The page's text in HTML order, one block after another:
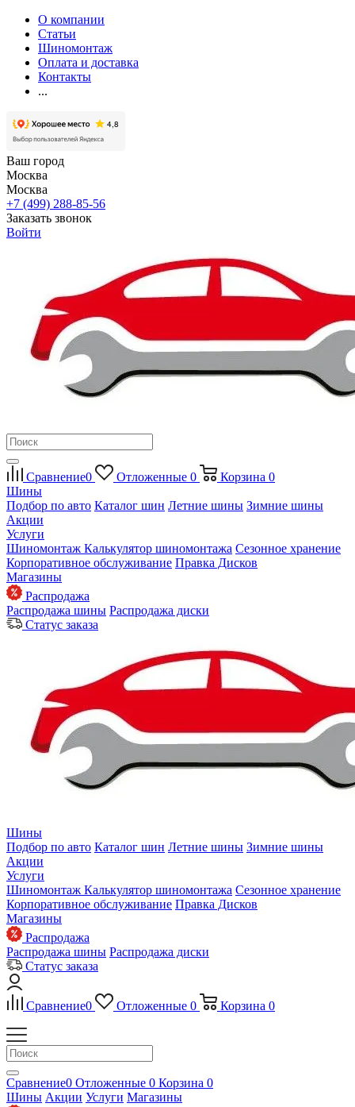
О компании
Статьи
Шиномонтаж
Оплата и доставка
Контакты
...
Ваш город
Москва
Москва
+7 (499) 288-85-56
Заказать звонок
Войти
Сравнение0 Отложенные 0 Корзина 0
Шины
Подбор по авто Каталог шин Летние шины Зимние шины
Акции
Услуги
Шиномонтаж Калькулятор шиномонтажа Сезонное хранение
Корпоративное обслуживание Правка Дисков
Магазины
Распродажа
Распродажа шины Распродажа диски
Статус заказа
Шины
Подбор по авто Каталог шин Летние шины Зимние шины
Акции
Услуги
Шиномонтаж Калькулятор шиномонтажа Сезонное хранение
Корпоративное обслуживание Правка Дисков
Магазины
Распродажа
Распродажа шины Распродажа диски
Статус заказа
Сравнение0 Отложенные 0 Корзина 0
Сравнение0 Отложенные 0 Корзина 0
Шины Акции Услуги Магазины